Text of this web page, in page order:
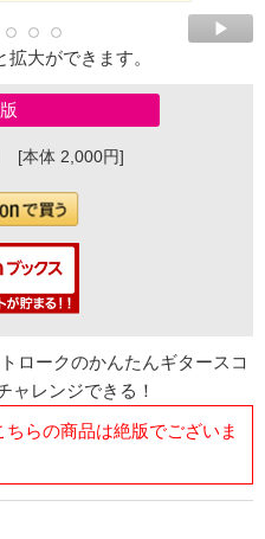
大ができます。
[本体 2,000円]
ロークのかんたんギタースコ
ャレンジできる！
らの商品は絶版でございま